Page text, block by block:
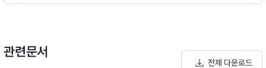
관련문서
전체 다운로드